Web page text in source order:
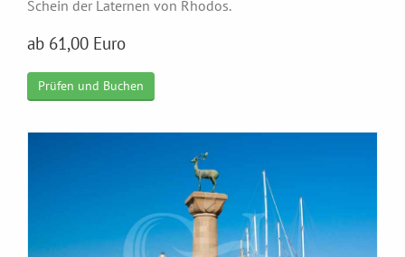
Schein der Laternen von Rhodos.
ab 61,00 Euro
Prüfen und Buchen